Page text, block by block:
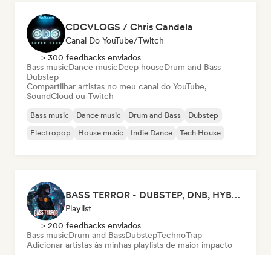
CDCVLOGS / Chris Candela
Canal Do YouTube/Twitch
> 300 feedbacks enviados
Bass musicDance musicDeep houseDrum and Bass
Dubstep
Compartilhar artistas no meu canal do YouTube,
SoundCloud ou Twitch
Bass music Dance music Drum and Bass
Dubstep
Electropop
House music Indie Dance Tech House
BASS TERROR - DUBSTEP, DNB, HYBRID TRAP, ROCKTRONIC FOR WORKOUT AND GAMING
Playlist
> 200 feedbacks enviados
Bass musicDrum and BassDubstepTechnoTrap
Adicionar artistas às minhas playlists de maior impacto